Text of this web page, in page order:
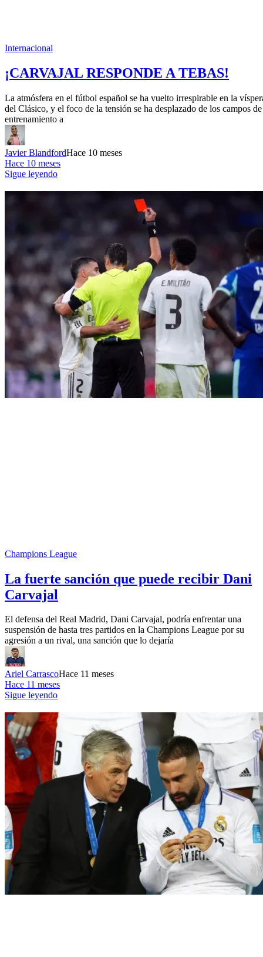
Internacional
¡CARVAJAL RESPONDE A TEBAS!
La atmósfera en el fútbol español se ha vuelto irrespirable en la
del Clásico, y el foco de la tensión se ha desplazado de los campos de
entrenamiento a
Javier BlandfordHace 10 meses
Hace 10 meses
Sigue leyendo
Champions League
La fuerte sanción que puede recibir Dani
Carvajal
El defensa del Real Madrid, Dani Carvajal, podría enfrentar una
suspensión de hasta tres partidos en la Champions League por su
agresión a un rival, una sanción que lo dejaría
Ariel CarrascoHace 11 meses
Hace 11 meses
Sigue leyendo